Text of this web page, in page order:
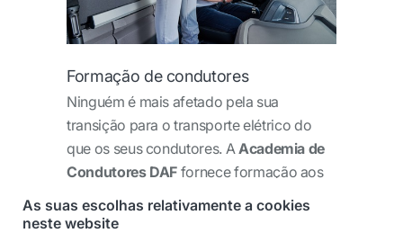
Formação de condutores
Ninguém é mais afetado pela sua
transição para o transporte elétrico do
que os seus condutores. A Academia de
Condutores DAF fornece formação aos
a autonomia, a travagem regenerativa e
As suas escolhas relativamente a cookies
neste website